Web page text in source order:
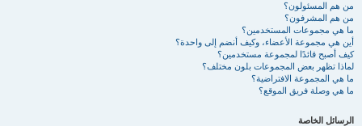
من هم المسئولون؟
من هم المشرفون؟
ما هي مجموعات المستخدمين؟
أين هي مجموعة الأعضاء، وكيف أنضم إلى واحدة؟
كيف أصبح قائدًا لمجموعة مستخدمين؟
لماذا تظهر بعض المجموعات بلون مختلف؟
ما هي المجموعة الافتراضية؟
ما هي وصلة فريق الموقع؟
الرسائل الخاصة